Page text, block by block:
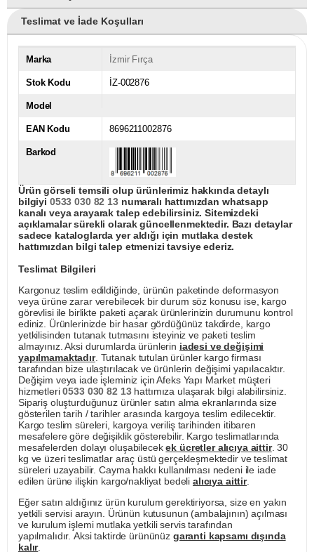
Teslimat ve İade Koşulları
Marka İzmir Fırça
Stok Kodu İZ-002876
Model
EAN Kodu 8696211002876
Barkod
Ürün görseli temsili olup ürünlerimiz hakkında detaylı
bilgiyi 0533 030 82 13numaralı hattımızdan whatsapp
kanalı veya arayarak talep edebilirsiniz. Sitemizdeki
açıklamalar sürekli olarak güncellenmektedir. Bazı detaylar
sadece kataloglarda yer aldığı için mutlaka destek
hattımızdan bilgi talep etmenizi tavsiye ederiz.
Teslimat Bilgileri
Kargonuz teslim edildiğinde, ürünün paketinde deformasyon
veya ürüne zarar verebilecek bir durum söz konusu ise, kargo
görevlisi ile birlikte paketi açarak ürünlerinizin durumunu kontrol
ediniz. Ürünlerinizde bir hasar gördüğünüz takdirde, kargo
yetkilisinden tutanak tutmasını isteyiniz ve paketi teslim
almayınız. Aksi durumlarda ürünlerin iadesi ve değişimi
yapılmamaktadır. Tutanak tutulan ürünler kargo firması
tarafından bize ulaştırılacak ve ürünlerin değişimi yapılacaktır.
Değişim veya iade işleminiz için Afeks Yapı Market müşteri
hizmetleri0533 030 82 13hattımıza ulaşarak bilgi alabilirsiniz.
Sipariş oluşturduğunuz ürünler satın alma ekranlarında size
gösterilen tarih / tarihler arasında kargoya teslim edilecektir.
Kargo teslim süreleri, kargoya veriliş tarihinden itibaren
mesafelere göre değişiklik gösterebilir. Kargo teslimatlarında
mesafelerden dolayı oluşabilecekek ücretler alıcıya aittir. 30
kg ve üzeri teslimatlar araç üstü gerçekleşmektedir ve teslimat
süreleri uzayabilir. Cayma hakkı kullanılması nedeni ile iade
edilen ürüne ilişkin kargo/nakliyat bedeli alıcıya aittir.
Eğer satın aldığınız ürün kurulum gerektiriyorsa, size en yakın
yetkili servisi arayın. Ürünün kutusunun (ambalajının) açılması
ve kurulum işlemi mutlaka yetkili servis tarafından
yapılmalıdır. Aksi taktirde ürününüz garanti kapsamı dışında
kalır.